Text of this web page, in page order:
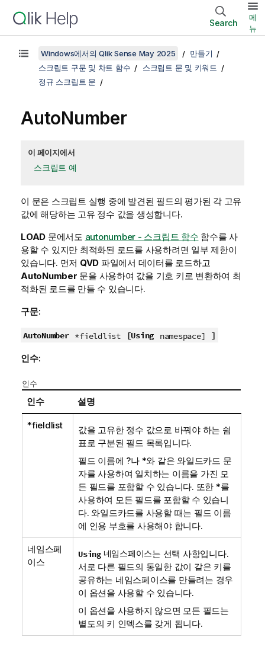
Search
메
뉴
Windows에서의 Qlik Sense May 2025
만들기
스크립트 구문 및 차트 함수
스크립트 문 및 키워드
정규 스크립트 문
AutoNumber
이 페이지에서
스크립트 예
이 문은 스크립트 실행 중에 발견된 필드의 평가된 각 고유
값에 해당하는 고유 정수 값을 생성합니다.
LOAD 문에서도 autonumber - 스크립트 함수 함수를 사
용할 수 있지만 최적화된 로드를 사용하려면 일부 제한이
있습니다. 먼저 QVD 파일에서 데이터를 로드하고
AutoNumber 문을 사용하여 값을 기호 키로 변환하여 최
적화된 로드를 만들 수 있습니다.
구문:
AutoNumber *fieldlist [Using namespace] ]
인수:
인수
인수 설명
*fieldlist
값을 고유한 정수 값으로 바꿔야 하는 쉼
표로 구분된 필드 목록입니다.
필드 이름에 ?나 *와 같은 와일드카드 문
자를 사용하여 일치하는 이름을 가진 모
든 필드를 포함할 수 있습니다. 또한 *를
사용하여 모든 필드를 포함할 수 있습니
다. 와일드카드를 사용할 때는 필드 이름
에 인용 부호를 사용해야 합니다.
네임스페
이스
Using 네임스페이스는 선택 사항입니다.
서로 다른 필드의 동일한 값이 같은 키를
공유하는 네임스페이스를 만들려는 경우
이 옵션을 사용할 수 있습니다.
이 옵션을 사용하지 않으면 모든 필드는
별도의 키 인덱스를 갖게 됩니다.